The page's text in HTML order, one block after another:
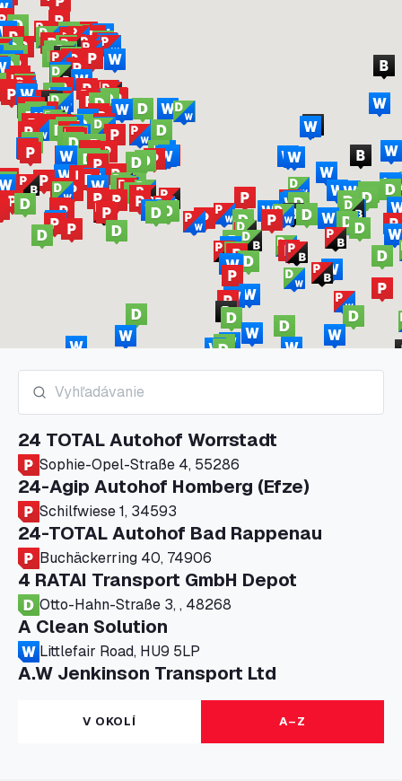
24 TOTAL Autohof Worrstadt
Sophie-Opel-Straße 4, 55286
24-Agip Autohof Homberg (Efze)
Schilfwiese 1, 34593
24-TOTAL Autohof Bad Rappenau
Buchäckerring 40, 74906
4 RATAI Transport GmbH Depot
Otto-Hahn-Straße 3, , 48268
A Clean Solution
Littlefair Road, HU9 5LP
A.W Jenkinson Transport Ltd
Progress House, ME11 5GA
A+G Nettetal - Depot Parking
Am Panneschopp 7, 41334
V OKOLÍ A–Z